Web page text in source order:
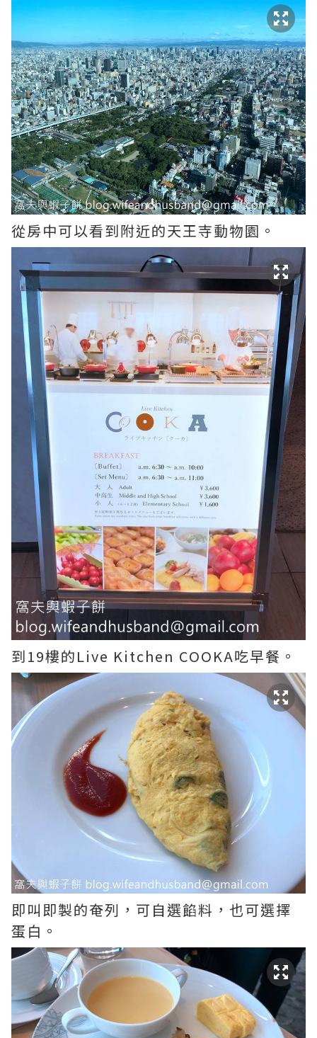
從房中可以看到附近的天王寺動物園。
到19樓的Live Kitchen COOKA吃早餐。
即叫即製的奄列，可自選餡料，也可選擇
蛋白。